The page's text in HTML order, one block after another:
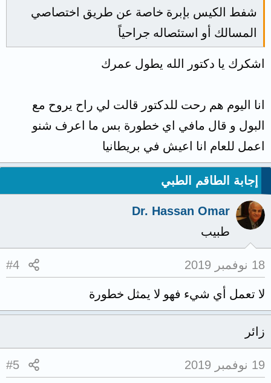
شفط الكيس بإبرة خاصة عن طريق اختصاصي
المسالك أو استئصاله جراحياً
اشكرك يا دكتور الله يطول عمرك
انا اليوم هم رحت للدكتور قالت لي راح يروح مع
البول و قال مافي اي خطورة بس ما اعرف شنو
اعمل للعام انا اعيش في بريطانيا
إجابة الطاقم الطبي
Dr. Hassan Omar
طبيب
18 نوفمبر 2019 #4
لا تعمل أي شيء فهو لا يمثل خطورة
زائر
19 نوفمبر 2019 #5